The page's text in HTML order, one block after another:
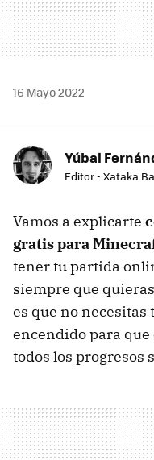
16 Mayo 2022
Yúbal
Editor - Xataka
Vamos a explicarte
gratis para
tener tu partida
siempre que
es que no
encendido para
todos los progresos